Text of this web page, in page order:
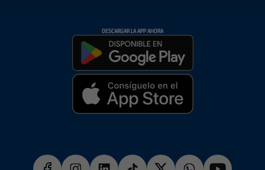
DESCARGAR LA APP AHORA